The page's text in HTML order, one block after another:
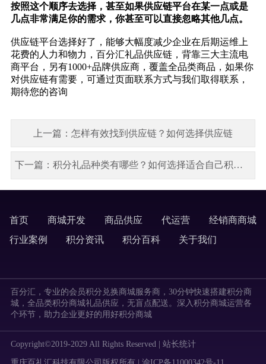
按照这个顺序去选择，甚至如果供应链平台在某一点或是
几点非常满足你的需求，你甚至可以直接忽略其他几点。
供应链平台选择好了，能够大幅度减少企业在后期运维上
花费的人力和物力，百分汇礼品供应链，背靠三大主流电
商平台，另有1000+品牌供应商，覆盖全品类商品，如果你
对供应链有需要，可通过页面联系方式与我们取得联系，
期待您的咨询
上一篇：怎样有效找到供应链？如何选择供应链
下一篇：积分礼品种类有哪些？如何选择适合自己积分商城的礼品？
首页 商城开发 商品供应 代运营
经销商商城
行业案例
积分资讯 积分百科 关于我们
百分汇，专业的会员积分兑换商城服务商，30分钟快速搭建积分商
城，全品类积分商城礼品供应，无盲点配送。深入积分商城运营各
个环节，助力企业更好的用好积分商城
Copyright©2019-2029 All Rights Reserved | 站长统计